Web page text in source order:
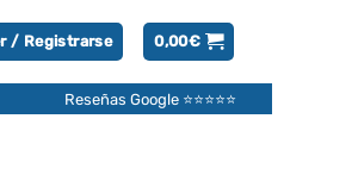
/ Registrarse 0,00€
Reseñas Google ⭐⭐⭐⭐⭐